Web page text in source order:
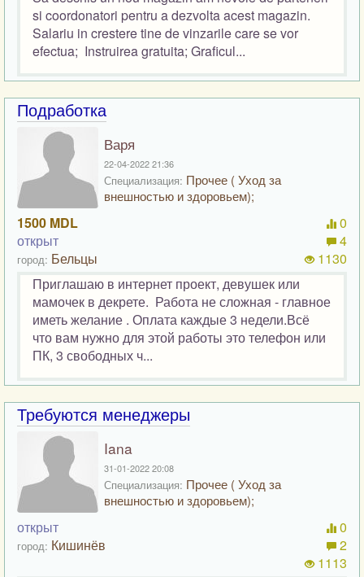
si coordonatori pentru a dezvolta acest magazin.
Salariu in crestere tine de vinzarile care se vor
efectua; Instruirea gratuita; Graficul...
Подработка
Варя
22-04-2022 21:36
Специализация: Прочее ( Уход за
внешностью и здоровьем);
1500 MDL
открыт
город: Бельцы
0
4
1130
Приглашаю в интернет проект, девушек или
мамочек в декрете. Работа не сложная - главное
иметь желание . Оплата каждые 3 недели.Всё
что вам нужно для этой работы это телефон или
ПК, 3 свободных ч...
Требуются менеджеры
Iana
31-01-2022 20:08
Специализация: Прочее ( Уход за
внешностью и здоровьем);
открыт
город: Кишинёв
0
2
1113